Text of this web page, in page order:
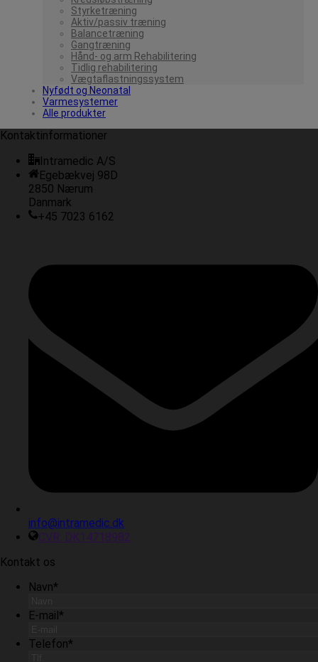
Styrketræning
Aktiv/passiv træning
Balancetræning
Gangtræning
Hånd- og arm Rehabilitering
Tidlig rehabilitering
Vægtaflastningssystem
Nyfødt og Neonatal
Varmesystemer
Alle produkter
Kontaktinformationer
Intramedic A/S
Egebækvej 98D
2850 Nærum
Danmark
+45 7023 6162
info@intramedic.dk
CVR: DK14718982
Kontakt os
Navn*
E-mail*
Telefon*